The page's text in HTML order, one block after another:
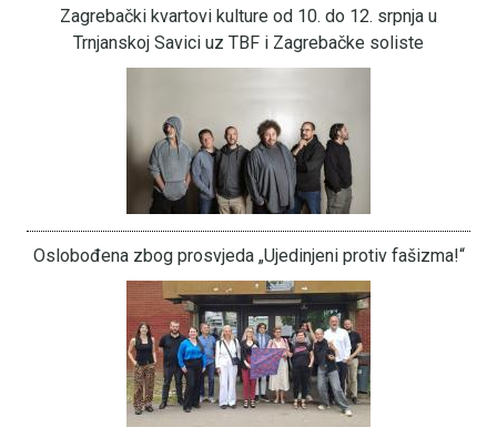
Zagrebački kvartovi kulture od 10. do 12. srpnja u
Trnjanskoj Savici uz TBF i Zagrebačke soliste
Oslobođena zbog prosvjeda „Ujedinjeni protiv fašizma!“